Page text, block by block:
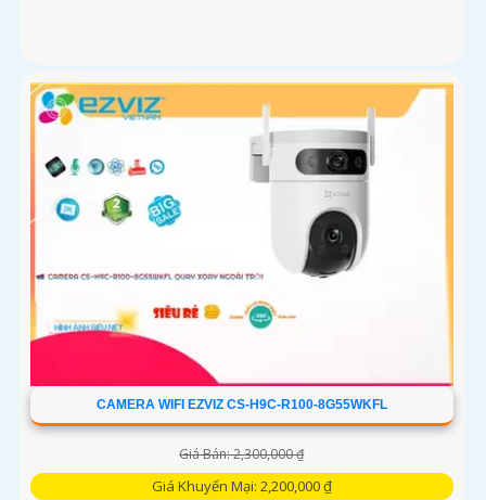
CAMERA WIFI EZVIZ CS-H9C-R100-8G55WKFL
Giá Bán: 2,300,000 ₫
Giá Khuyến Mại: 2,200,000 ₫